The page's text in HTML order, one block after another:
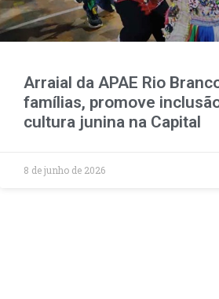
Arraial da APAE Rio
famílias, promove
cultura junina na Capital
8 de junho de 2026